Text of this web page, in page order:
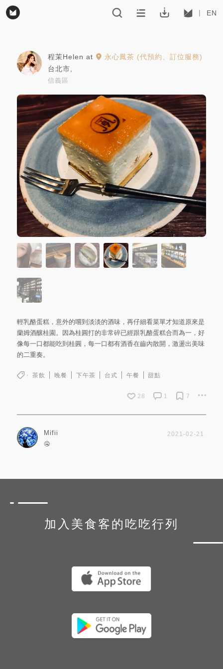
EN
程茉Helen at
永心鳳茶 (代預約、訂位服務)
台北市
信義區
輕乳酪蛋糕，意外的嚐到淡淡的酒味，再仔細看菜單才知道原來是
蘭姆酒釀桂園。因為桂圓打的非常碎已經跟乳酪蛋糕合而為一，好
像每一口都能吃到桂圓，每一口都有酒香在齒內散開，激盪出美味
的二重奏。
茶飲 晚餐 下午茶 台式 午餐 甜點
28 1 7
Mifii
2021-02-21
🤤
加入美食客的吃吃行列